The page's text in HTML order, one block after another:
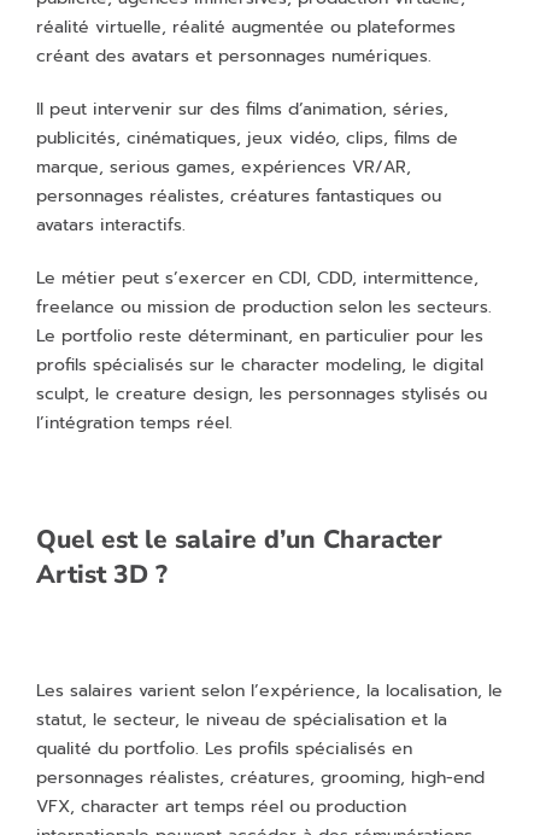
réalité virtuelle, réalité augmentée ou plateformes
créant des avatars et personnages numériques.
Il peut intervenir sur des films d’animation, séries,
publicités, cinématiques, jeux vidéo, clips, films de
marque, serious games, expériences VR/AR,
personnages réalistes, créatures fantastiques ou
avatars interactifs.
Le métier peut s’exercer en CDI, CDD, intermittence,
freelance ou mission de production selon les secteurs.
Le portfolio reste déterminant, en particulier pour les
profils spécialisés sur le character modeling, le digital
sculpt, le creature design, les personnages stylisés ou
l’intégration temps réel.
Quel est le salaire d’un Character
Artist 3D ?
Les salaires varient selon l’expérience, la localisation, le
statut, le secteur, le niveau de spécialisation et la
qualité du portfolio. Les profils spécialisés en
personnages réalistes, créatures, grooming, high-end
VFX, character art temps réel ou production